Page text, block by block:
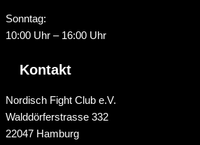
Sonntag:
10:00 Uhr – 16:00 Uhr
Kontakt
Nordisch Fight Club e.V.
Walddörferstrasse 332
22047 Hamburg